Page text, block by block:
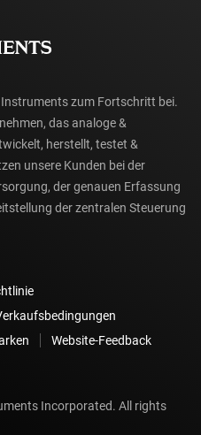
zum Fortschritt bei.
das analoge &
herstellt, testet &
unsere Kunden bei der
der genauen Erfassung
der zentralen Steuerung
Website-Feedback
Incorporated. All rights